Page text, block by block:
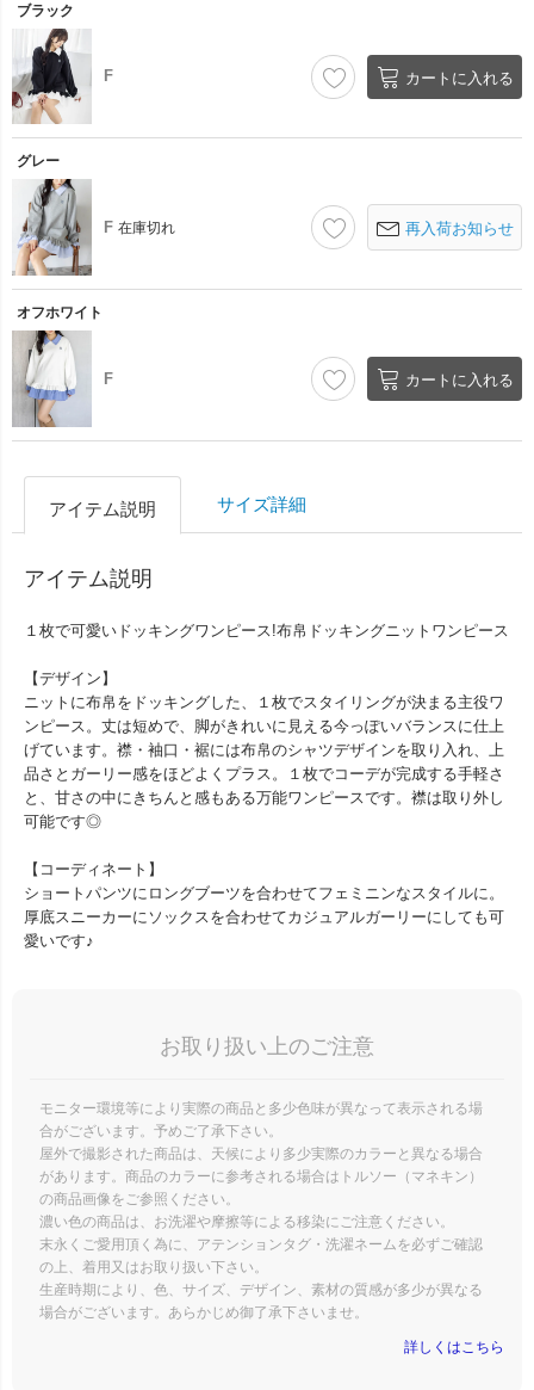
ブラック
F カートに入れる
グレー
F 在庫切れ 再入荷お知らせ
オフホワイト
F カートに入れる
アイテム説明 サイズ詳細
アイテム説明
１枚で可愛いドッキングワンピース!布帛ドッキングニットワンピース
【デザイン】
ニットに布帛をドッキングした、１枚でスタイリングが決まる主役ワ
ンピース。丈は短めで、脚がきれいに見える今っぽいバランスに仕上
げています。襟・袖口・裾には布帛のシャツデザインを取り入れ、上
品さとガーリー感をほどよくプラス。１枚でコーデが完成する手軽さ
と、甘さの中にきちんと感もある万能ワンピースです。襟は取り外し
可能です◎
【コーディネート】
ショートパンツにロングブーツを合わせてフェミニンなスタイルに。
厚底スニーカーにソックスを合わせてカジュアルガーリーにしても可
愛いです♪
お取り扱い上のご注意
モニター環境等により実際の商品と多少色味が異なって表示される場
合がございます。予めご了承下さい。
屋外で撮影された商品は、天候により多少実際のカラーと異なる場合
があります。商品のカラーに参考される場合はトルソー（マネキン）
の商品画像をご参照ください。
濃い色の商品は、お洗濯や摩擦等による移染にご注意ください。
末永くご愛用頂く為に、アテンションタグ・洗濯ネームを必ずご確認
の上、着用又はお取り扱い下さい。
生産時期により、色、サイズ、デザイン、素材の質感が多少が異なる
場合がございます。あらかじめ御了承下さいませ。
詳しくはこちら